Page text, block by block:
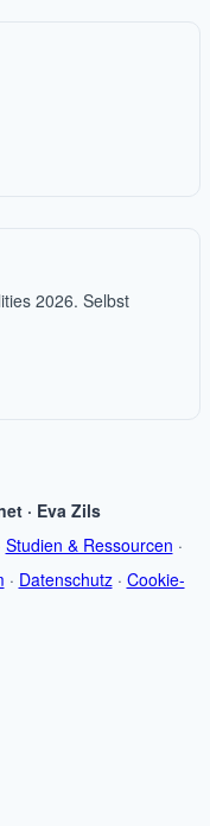
2026. Selbst
· Eva Zils
Studien & Ressourcen ·
· Datenschutz· Cookie-